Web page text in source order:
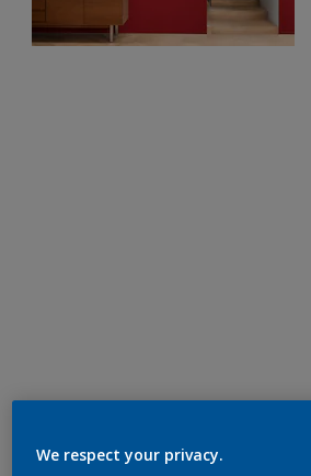
We respect your privacy.